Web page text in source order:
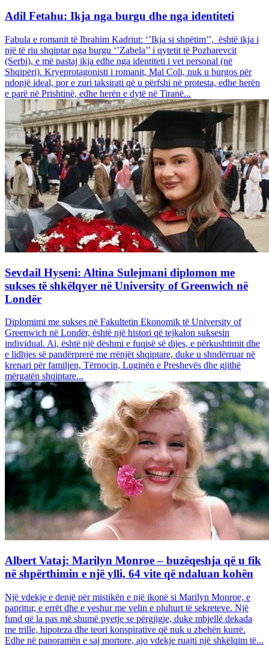
Adil Fetahu: Ikja nga burgu dhe nga identiteti
Fabula e romanit të Ibrahim Kadriut: ‘’Ikja si shpëtim’’, është ikja i
një të riu shqiptar nga burgu ‘’Zabela’’ i qytetit të Pozharevcit
(Serbi), e më pastaj ikja edhe nga identiteti i vet personal (në
Shqipëri). Kryeprotagonisti i romanit, Mal Coli, nuk u burgos për
ndonjë ideal, por e zuri taksirati që u përfshi në protesta, edhe herën
e parë në Prishtinë, edhe herën e dytë në Tiranë...
Sevdail Hyseni: Altina Sulejmani diplomon me
sukses të shkëlqyer në University of Greenwich në
Londër
Diplomimi me sukses në Fakultetin Ekonomik të University of
Greenwich në Londër, është një histori që tejkalon suksesin
individual. Ai, është një dëshmi e fuqisë së dijes, e përkushtimit dhe
e lidhjes së pandërprerë me rrënjët shqiptare, duke u shndërruar në
krenari për familjen, Tërnocin, Luginën e Preshevës dhe gjithë
mërgatën shqiptare...
Albert Vataj: Marilyn Monroe – buzëqeshja që u fik
në shpërthimin e një ylli, 64 vite që ndaluan kohën
Një vdekje e denjë për mistikën e një ikonë si Marilyn Monroe, e
papritur, e errët dhe e veshur me velin e pluhurt të sekreteve. Një
fund që la pas më shumë pyetje se përgjigje, duke mbjellë dekada
me trille, hipoteza dhe teori konspirative që nuk u zbehën kurrë.
Edhe në panoramën e saj mortore, ajo vdekje ruajti një shkëlqim të...